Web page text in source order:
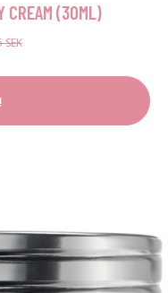
CREAM (30ML)